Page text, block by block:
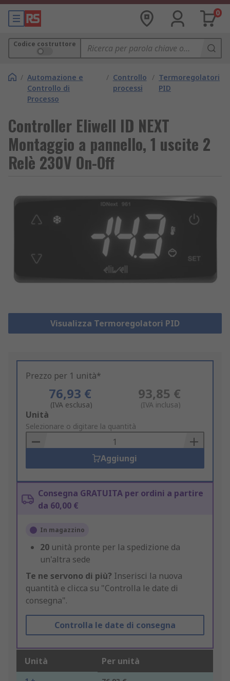
0
Codice costruttore
/ Automazione e
Controllo di
Processo
/ Controllo
processi
/ Termoregolatori
PID
Controller Eliwell ID NEXT
Montaggio a pannello, 1 uscite 2
Relè 230V On-Off
Visualizza Termoregolatori PID
Prezzo per 1 unità*
76,93 €
(IVA esclusa)
93,85 €
(IVA inclusa)
Add
to
Basket
Unità
Selezionare o digitare la quantità
Aggiungi
Consegna GRATUITA per ordini a partire
da 60,00 €
In magazzino
20 unità pronte per la spedizione da
un'altra sede
Te ne servono di più? Inserisci la nuova
quantità e clicca su "Controlla le date di
consegna".
Controlla le date di consegna
Unità Per unità